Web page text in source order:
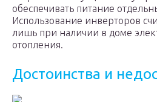
обеспечивать питание
Использование инверторов
лишь при наличии в доме
отопления.
Достоинства и